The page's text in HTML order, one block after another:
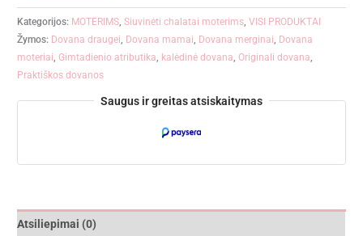
Kategorijos: MOTERIMS ,Siuvinėti chalatai moterims ,VISI PRODUKTAI
Žymos: Dovana draugei Dovana mamai Dovana merginai Dovana
moteriai Gimtadienio atributika kalėdinė dovana Originali dovana
Praktiškos dovanos
Saugus ir greitas atsiskaitymas
Atsiliepimai (0)